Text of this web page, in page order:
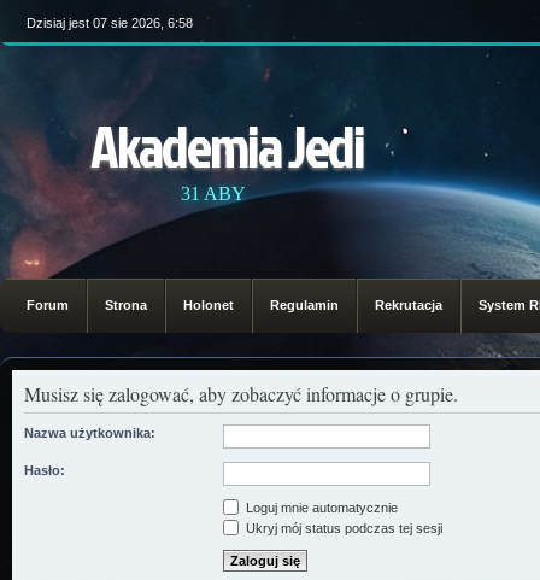
Dzisiaj jest 07 sie 2026, 6:58
Akademia Jedi
31 ABY
Forum Strona Holonet Regulamin Rekrutacja System
Musisz się zalogować, aby zobaczyć informacje o grupie.
Nazwa użytkownika:
Hasło:
Loguj mnie automatycznie
Ukryj mój status podczas tej sesji